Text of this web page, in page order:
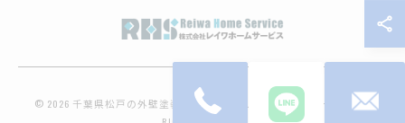
© 2026 千葉県松戸の外壁塗装なら株式会社レイワホームサービス ALL